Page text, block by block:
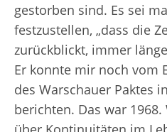
gestorben sind. Es sei
festzustellen, „dass die
zurückblickt, immer
Er konnte mir noch vom
des Warschauer Paktes
berichten. Das war